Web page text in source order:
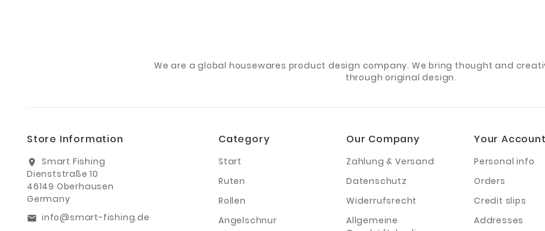
We are a global housewares product design company. We bring thought and
through original design.
Store Information
location_on
Smart Fishing
Dienststraße 10
46149 Oberhausen
Germany
email info@smart-fishing.de
Category
Start
Ruten
Rollen
Angelschnur
Our Company
Zahlung & Versand
Datenschutz
Widerrufsrecht
Allgemeine
Your Account
Personal info
Orders
Credit slips
Addresses